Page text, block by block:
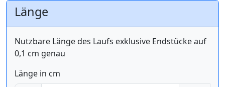
Länge
Nutzbare Länge des Laufs exklusive Endstücke auf
0,1 cm genau
Länge in cm